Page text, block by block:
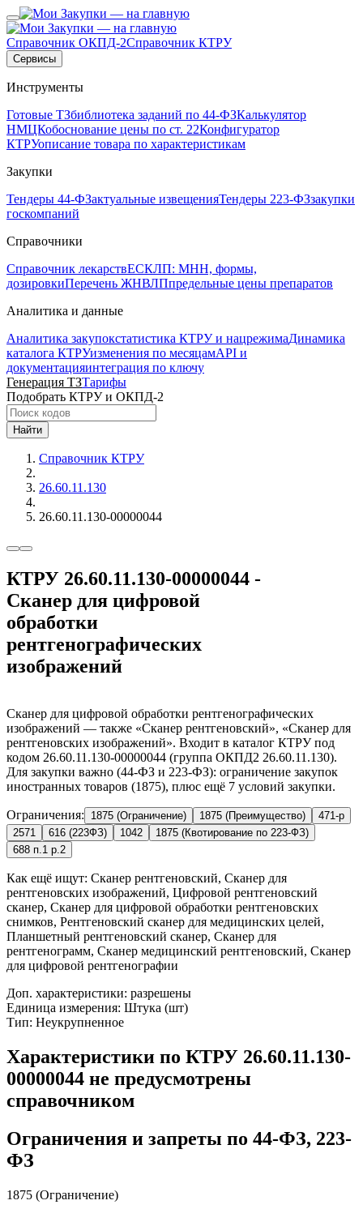
Справочник ОКПД-2Справочник КТРУ
Сервисы
Инструменты
Готовые ТЗбиблиотека заданий по 44-ФЗКалькулятор
НМЦКобоснование цены по ст. 22Конфигуратор
КТРУописание товара по характеристикам
Закупки
Тендеры 44-ФЗактуальные извещенияТендеры 223-ФЗзакупки
госкомпаний
Справочники
Справочник лекарствЕСКЛП: МНН, формы,
дозировкиПеречень ЖНВЛПпредельные цены препаратов
Аналитика и данные
Аналитика закупокстатистика КТРУ и нацрежимаДинамика
каталога КТРУизменения по месяцамAPI и
документацияинтеграция по ключу
Генерация ТЗТарифы
Подобрать КТРУ и ОКПД-2
Найти
Справочник КТРУ
26.60.11.130
26.60.11.130-00000044
КТРУ 26.60.11.130-00000044 -
Сканер для цифровой
обработки
рентгенографических
изображений
Сканер для цифровой обработки рентгенографических
изображений — также «Сканер рентгеновский», «Сканер для
рентгеновских изображений». Входит в каталог КТРУ под
кодом 26.60.11.130-00000044 (группа ОКПД2 26.60.11.130).
Для закупки важно (44-ФЗ и 223-ФЗ): ограничение закупок
иностранных товаров (1875), плюс ещё 7 условий закупки.
Ограничения: 1875 (Ограничение) 1875 (Преимущество)
471-р
2571
616 (223ФЗ) 1042
1875 (Квотирование по 223-ФЗ)
688 п.1 р.2
Как ещё ищут: Сканер рентгеновский, Сканер для
рентгеновских изображений, Цифровой рентгеновский
сканер, Сканер для цифровой обработки рентгеновских
снимков, Рентгеновский сканер для медицинских целей,
Планшетный рентгеновский сканер, Сканер для
рентгенограмм, Сканер медицинский рентгеновский, Сканер
для цифровой рентгенографии
Доп. характеристики: разрешены
Единица измерения: Штука (шт)
Тип: Неукрупненное
Характеристики по КТРУ 26.60.11.130-
00000044 не предусмотрены
справочником
Ограничения и запреты по 44-ФЗ, 223-
ФЗ
1875 (Ограничение)